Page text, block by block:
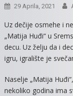
29 Aprila, 2021
Uz dečije osmehe i
„Matija Huđi“ u
decu. Uz želju da i
igru, igralište je
Naselje „Matija
nekoliko godina ima